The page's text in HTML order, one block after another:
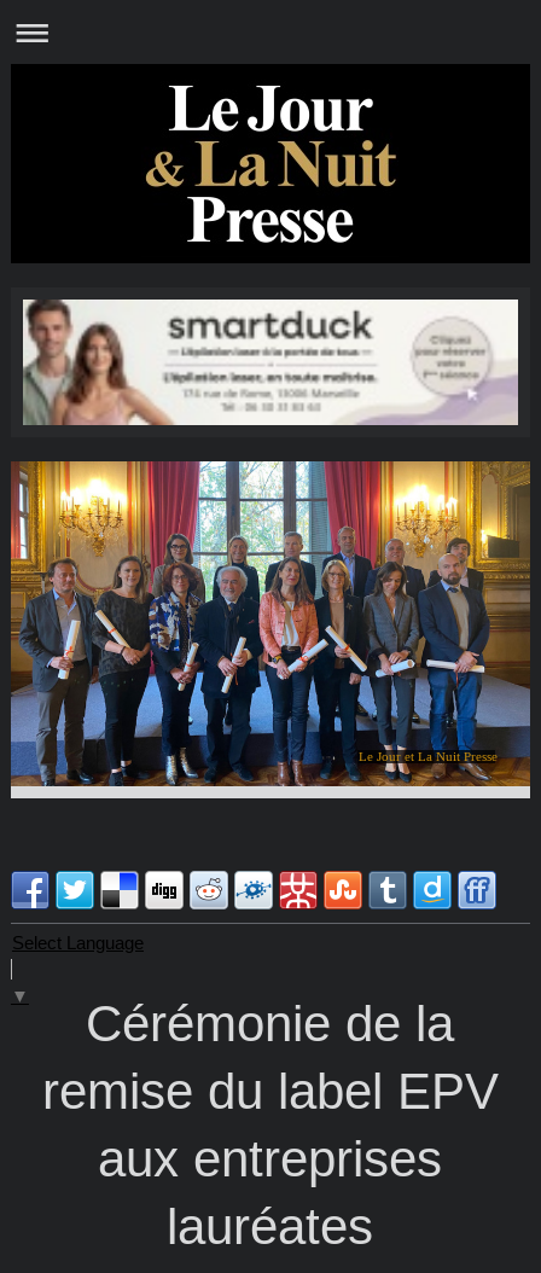
Le Jour et La Nuit Presse
Select Language
▼
Cérémonie de la
remise du label EPV
aux entreprises
lauréates